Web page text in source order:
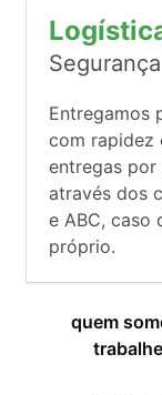
Entregamos
com rapidez
entregas
através dos
e ABC, caso
próprio.
quem